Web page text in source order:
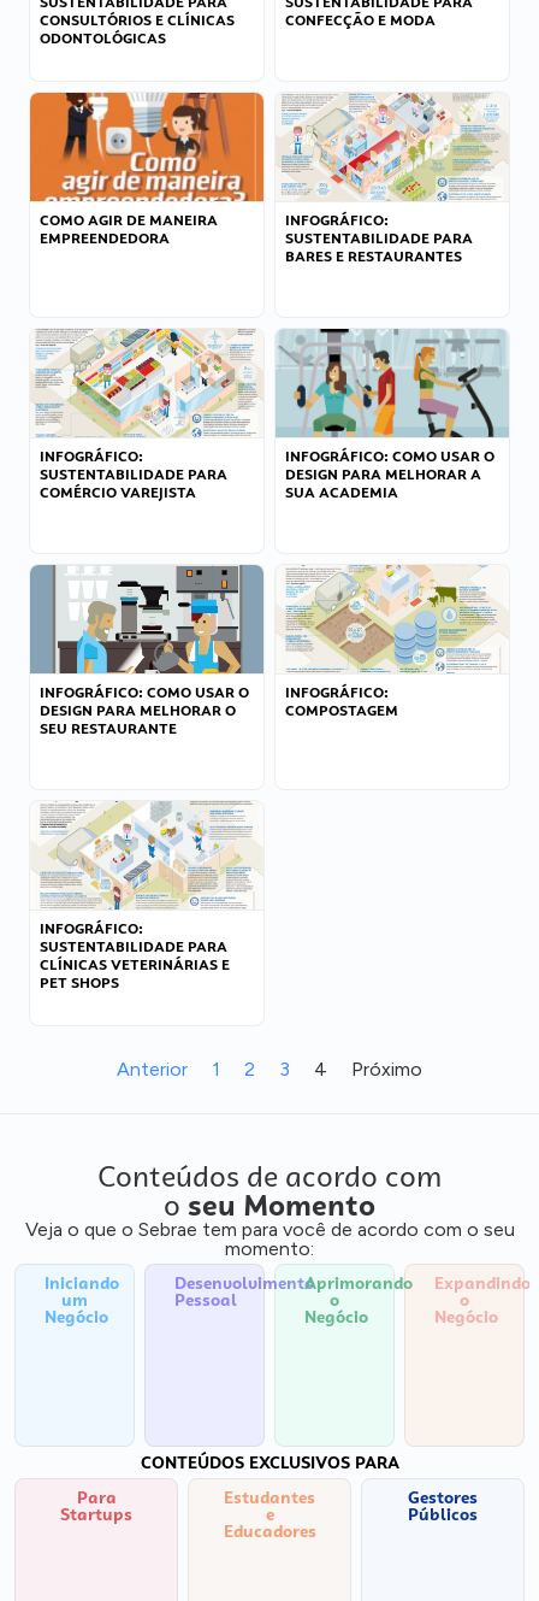
CONSULTÓRIOS E CLÍNICAS
ODONTOLÓGICAS
CONFECÇÃO E MODA
COMO AGIR DE MANEIRA
EMPREENDEDORA
INFOGRÁFICO:
SUSTENTABILIDADE PARA
BARES E RESTAURANTES
INFOGRÁFICO:
SUSTENTABILIDADE PARA
COMÉRCIO VAREJISTA
INFOGRÁFICO: COMO USAR O
DESIGN PARA MELHORAR A
SUA ACADEMIA
INFOGRÁFICO: COMO USAR O
DESIGN PARA MELHORAR O
SEU RESTAURANTE
INFOGRÁFICO:
COMPOSTAGEM
INFOGRÁFICO:
SUSTENTABILIDADE PARA
CLÍNICAS VETERINÁRIAS E
PET SHOPS
Anterior 1 2 3 4 Próximo
Conteúdos de acordo com
o seu Momento
Veja o que o Sebrae tem para você de acordo com o seu
momento:
Iniciando
um
Negócio
Desenvolvimento
Pessoal
Aprimorando
o
Negócio
Expandindo
o
Negócio
CONTEÚDOS EXCLUSIVOS PARA
Para
Startups
Estudantes
e
Educadores
Gestores
Públicos